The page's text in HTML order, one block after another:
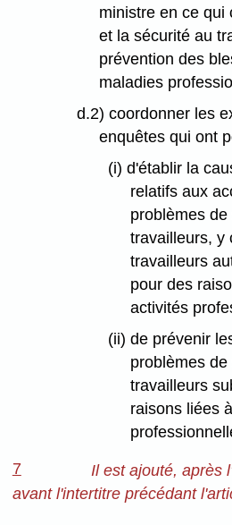
ministre en ce qui
et la sécurité au
prévention des
maladies
d.2) coordonner les
enquêtes qui ont
(i) d'établir la
relatifs aux
problèmes
travailleurs, y
travailleurs
pour des
activités
(ii) de prévenir
problèmes
travailleurs
raisons liées
7
Il est ajouté, après
avant l'intertitre précédant